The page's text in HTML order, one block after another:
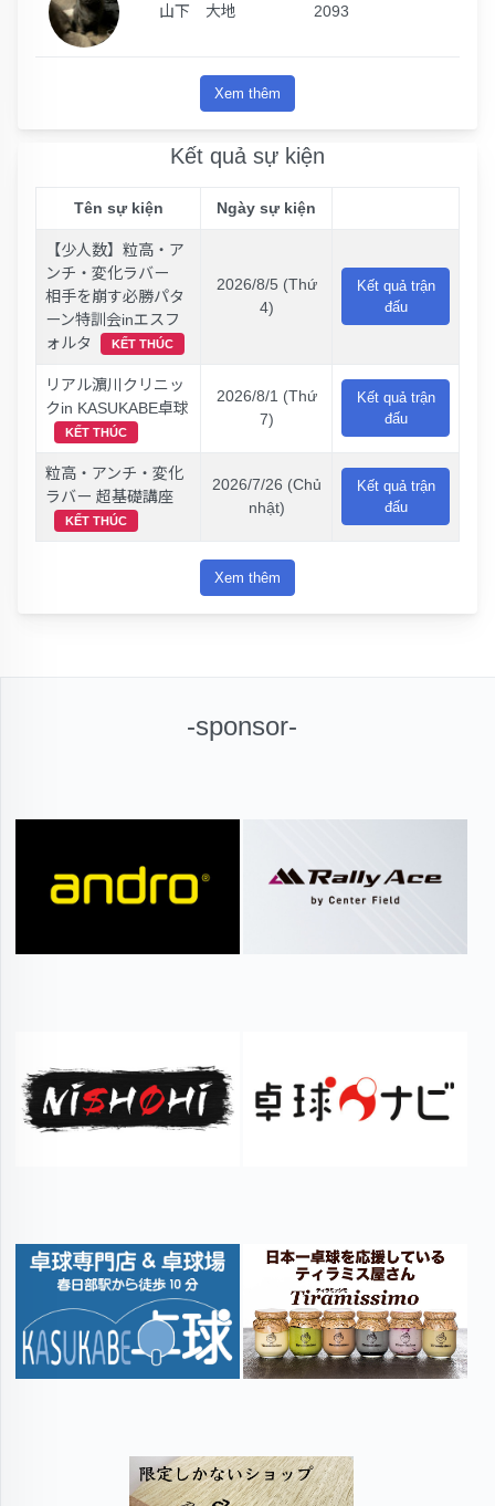
山下 大地 2093
Xem thêm
Kết quả sự kiện
Tên sự kiện Ngày sự kiện
【少人数】粒高・ア
ンチ・変化ラバー
相手を崩す必勝パタ
ーン特訓会inエスフ
ォルタ
KẾT THÚC
2026/8/5 (Thứ
4)
Kết quả trận
đấu
リアル濵川クリニッ
クin KASUKABE卓球
KẾT THÚC
2026/8/1 (Thứ
7)
Kết quả trận
đấu
粒高・アンチ・変化
ラバー 超基礎講座
KẾT THÚC
2026/7/26 (Chủ
nhật)
Kết quả trận
đấu
Xem thêm
-sponsor-